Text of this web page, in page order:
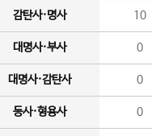
감탄사·명사 10
대명사·부사 0
대명사·감탄사 0
동사·형용사 0